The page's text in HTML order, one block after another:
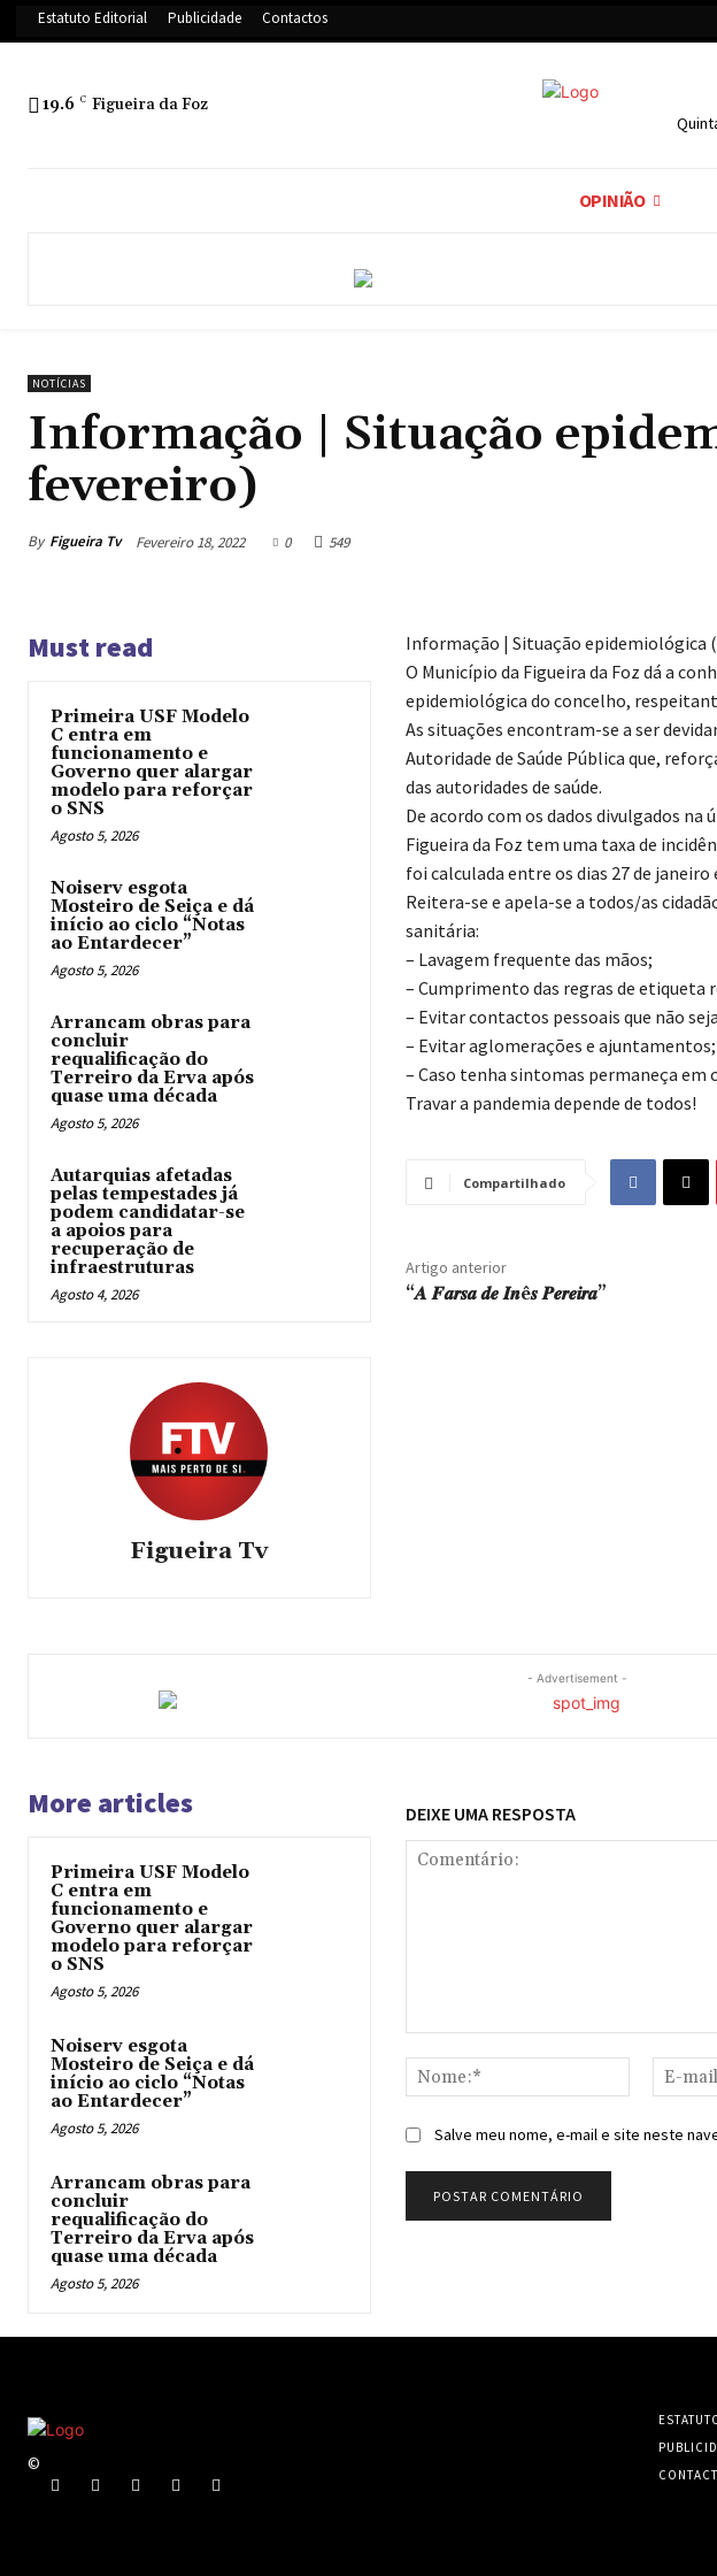
Estatuto Editorial Publicidade Contactos
19.6 C Figueira da Foz
OPINIÃO
NOTÍCIAS
Informação | Situação
fevereiro)
By Figueira Tv Fevereiro 18, 2022 0 549
Must read
Primeira USF Modelo
C entra em
funcionamento e
Governo quer alargar
modelo para reforçar
o SNS
Agosto 5, 2026
Noiserv esgota
Mosteiro de Seiça e dá
início ao ciclo “Notas
ao Entardecer”
Agosto 5, 2026
Arrancam obras para
concluir
requalificação do
Terreiro da Erva após
quase uma década
Agosto 5, 2026
Autarquias afetadas
pelas tempestades já
podem candidatar-se
a apoios para
recuperação de
infraestruturas
Agosto 4, 2026
Figueira Tv
Informação | Situação epidemiológica
O Município da Figueira da Foz dá a
epidemiológica do concelho,
As situações encontram-se a ser
Autoridade de Saúde Pública que,
das autoridades de saúde.
De acordo com os dados divulgados
Figueira da Foz tem uma taxa de
foi calculada entre os dias 27 de janeiro
Reitera-se e apela-se a todos/as
sanitária:
– Lavagem frequente das mãos;
– Cumprimento das regras de etiqueta
– Evitar contactos pessoais que não
– Evitar aglomerações e ajuntamentos;
– Caso tenha sintomas permaneça em
Travar a pandemia depende de todos!
Compartilhado
Artigo anterior
“𝑨 𝑭𝒂𝒓𝒔𝒂 𝒅𝒆 𝑰𝒏ê𝒔 𝑷𝒆𝒓𝒆𝒊𝒓𝒂”
- Advertisement -
More articles
Primeira USF Modelo
C entra em
funcionamento e
Governo quer alargar
modelo para reforçar
o SNS
Agosto 5, 2026
Noiserv esgota
Mosteiro de Seiça e dá
início ao ciclo “Notas
ao Entardecer”
Agosto 5, 2026
Arrancam obras para
concluir
requalificação do
Terreiro da Erva após
quase uma década
Agosto 5, 2026
DEIXE UMA RESPOSTA
Nome:*
Salve meu nome, e-mail e site neste
©